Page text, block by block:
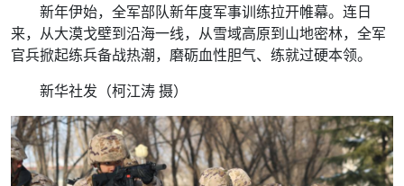
新年伊始，全军部队新年度军事训练拉开帷幕。连日
来，从大漠戈壁到沿海一线，从雪域高原到山地密林，全军
官兵掀起练兵备战热潮，磨砺血性胆气、练就过硬本领。
新华社发（柯江涛 摄）